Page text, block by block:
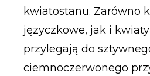
kwiatostanu. Zarówno
języczkowe, jak i
przylegają do
ciemnoczerwonego